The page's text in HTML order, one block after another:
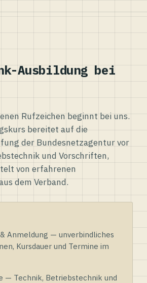
Ausbildung bei
Rufzeichen beginnt bei uns.
bereitet auf die
der Bundesnetzagentur vor
und Vorschriften,
von erfahrenen
dem Verband.
Anmeldung — unverbindliches
Kursdauer und Termine im
— Technik, Betriebstechnik und